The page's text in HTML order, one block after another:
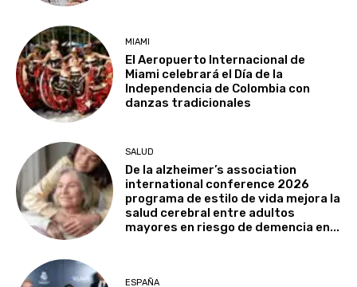
MIAMI
El Aeropuerto Internacional de
Miami celebrará el Día de la
Independencia de Colombia con
danzas tradicionales
SALUD
De la alzheimer’s association
international conference 2026
programa de estilo de vida mejora la
salud cerebral entre adultos
mayores en riesgo de demencia en...
ESPAÑA